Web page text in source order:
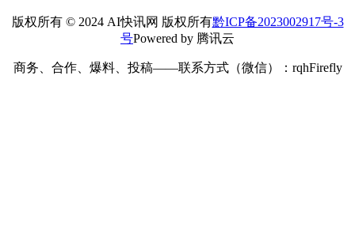
版权所有 © 2024 AI快讯网 版权所有黔ICP备2023002917号-3
号Powered by 腾讯云
商务、合作、爆料、投稿——联系方式（微信）：rqhFirefly